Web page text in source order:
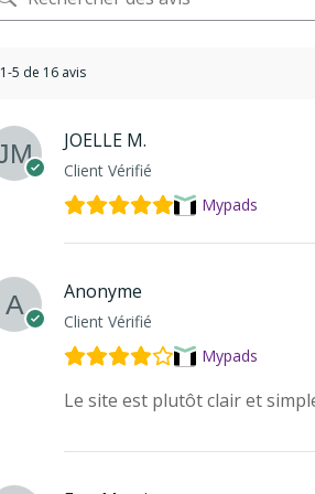
1-5 de 16 avis
JOELLE M.
Client Vérifié
Mypads
Anonyme
Client Vérifié
Mypads
Le site est plutôt clair et